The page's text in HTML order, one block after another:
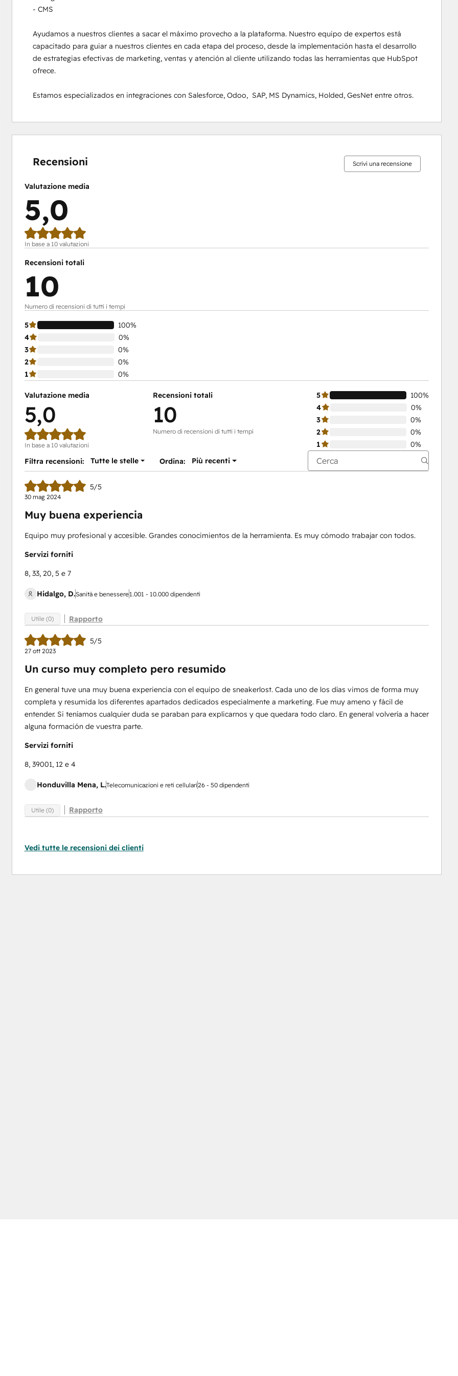
- CMS
Ayudamos a nuestros clientes a sacar el máximo provecho a la plataforma. Nuestro equipo de expertos está
capacitado para guiar a nuestros clientes en cada etapa del proceso, desde la implementación hasta el desarrollo
de estrategias efectivas de marketing, ventas y atención al cliente utilizando todas las herramientas que HubSpot
ofrece.
Estamos especializados en integraciones con Salesforce, Odoo,  SAP, MS Dynamics, Holded, GesNet entre otros.
Recensioni Scrivi una recensione
Valutazione media
5,0
In base a 10 valutazioni
Recensioni totali
10
Numero di recensioni di tutti i tempi
5
100%
4
0%
3
0%
2
0%
1
0%
Valutazione media
5,0
In base a 10 valutazioni
Recensioni totali
10
Numero di recensioni di tutti i tempi
5
100%
100%
4
0%
3
0%
2
0%
1
0%
Filtra recensioni:
Tutte le stelle Ordina: Più recenti
5/5
30 mag 2024
Muy buena experiencia
Equipo muy profesional y accesible. Grandes conocimientos de la herramienta. Es muy cómodo trabajar con todos.
Servizi forniti
8, 33, 20, 5 e 7
Hidalgo, D.Sanità e benessere1.001 - 10.000 dipendenti
Utile (0) Rapporto
5/5
27 ott 2023
Un curso muy completo pero resumido
En general tuve una muy buena experiencia con el equipo de sneakerlost. Cada uno de los días vimos de forma muy
completa y resumida los diferentes apartados dedicados especialmente a marketing. Fue muy ameno y fácil de
entender. Si teníamos cualquier duda se paraban para explicarnos y que quedara todo claro. En general volvería a hacer
alguna formación de vuestra parte.
Servizi forniti
8, 39001, 12 e 4
Honduvilla Mena, L.Telecomunicazioni e reti cellulari26 - 50 dipendenti
Utile (0) Rapporto
Vedi tutte le recensioni dei clienti